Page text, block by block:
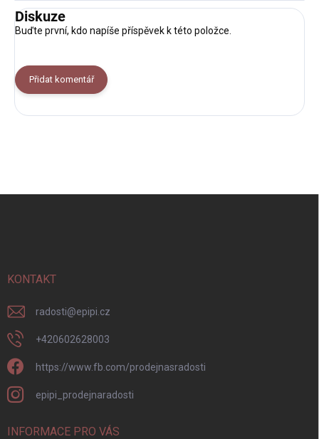
Diskuze
Buďte první, kdo napíše příspěvek k této položce.
Přidat komentář
KONTAKT
radosti@epipi.cz
+420602628003
https://www.fb.com/prodejnasradosti
epipi_prodejnaradosti
INFORMACE PRO VÁS